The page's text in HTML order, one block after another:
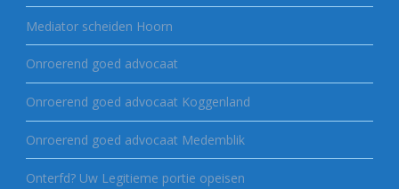
Mediator scheiden Hoorn
Onroerend goed advocaat
Onroerend goed advocaat Koggenland
Onroerend goed advocaat Medemblik
Onterfd? Uw Legitieme portie opeisen